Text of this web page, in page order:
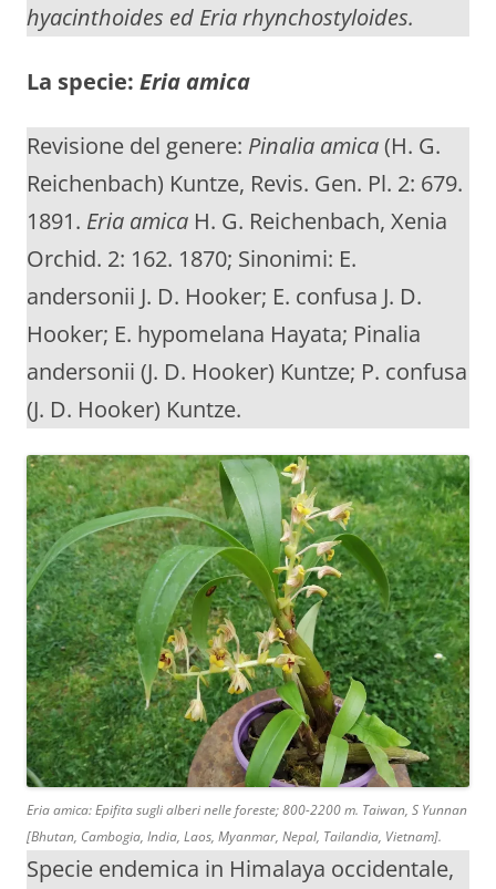
hyacinthoides ed Eria rhynchostyloides.
La specie: Eria amica
Revisione del genere: Pinalia amica(H. G.
Reichenbach) Kuntze, Revis. Gen. Pl. 2: 679.
1891. Eria amica H. G. Reichenbach, Xenia
Orchid. 2: 162. 1870; Sinonimi: E.
andersonii J. D. Hooker; E. confusa J. D.
Hooker; E. hypomelana Hayata; Pinalia
andersonii (J. D. Hooker) Kuntze; P. confusa
(J. D. Hooker) Kuntze.
Eria amica: Epifita sugli alberi nelle foreste; 800-2200 m. Taiwan, S Yunnan
[Bhutan, Cambogia, India, Laos, Myanmar, Nepal, Tailandia, Vietnam].
Specie endemica in Himalaya occidentale,